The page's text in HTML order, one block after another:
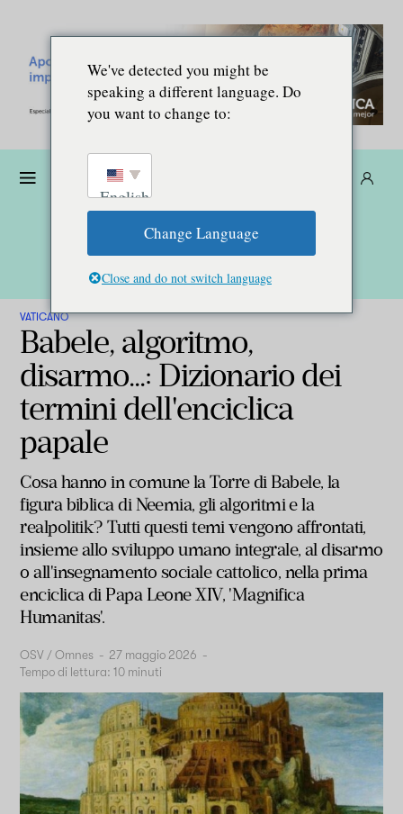
VATICANO
Babele, algoritmo,
disarmo...: Dizionario dei
termini dell'enciclica
papale
Cosa hanno in comune la Torre di Babele, la
figura biblica di Neemia, gli algoritmi e la
realpolitik? Tutti questi temi vengono affrontati,
insieme allo sviluppo umano integrale, al disarmo
o all'insegnamento sociale cattolico, nella prima
enciclica di Papa Leone XIV, 'Magnifica
Humanitas'.
OSV / Omnes - 27 maggio 2026 -
Tempo di lettura: 10 minuti
We've detected you might be
speaking a different language. Do
you want to change to:
English
Change Language
Close and do not switch language